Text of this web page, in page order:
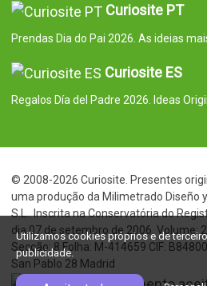
Curiosite PT
Prendas Dia do Pai 2026. As ideias
Curiosite ES
Regalos Día del Padre 2026. Ideas
© 2008-2026 Curiosite. Presentes
uma produção da Milimetrado Diseño
S.L.. Inscrita na Conservatória do
dia 07 de setembro de 2006. Volume:
Secção: 8 Folha: M-414659 CIF:
San Pablo 28 Madrid
Utilizamos cookies próprios e de
publicidade.